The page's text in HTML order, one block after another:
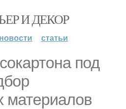
И ДЕКОР
новости статьи
под
материалов